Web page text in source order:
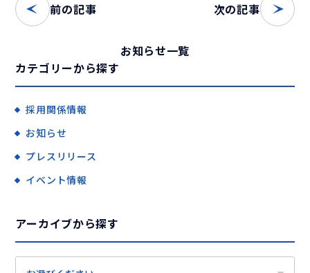
前の記事
お知らせ一覧
次の記事
カテゴリーから探す
採用関係情報
お知らせ
プレスリリース
イベント情報
アーカイブから探す